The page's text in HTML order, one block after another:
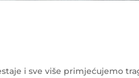
i sve više primjećujemo